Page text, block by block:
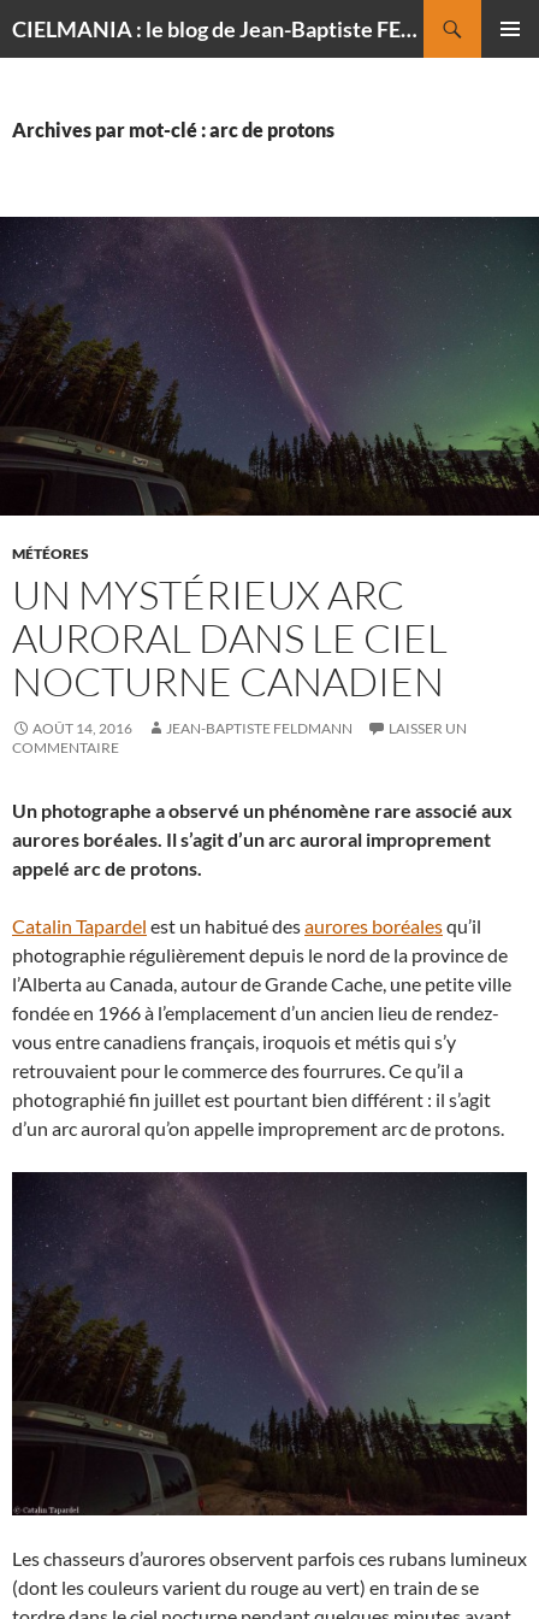
CIELMANIA : le blog de Jean-Baptiste FELDMANN, photographe du ciel
Archives par mot-clé : arc de protons
MÉTÉORES
UN MYSTÉRIEUX ARC
AURORAL DANS LE CIEL
NOCTURNE CANADIEN
AOÛT 14, 2016 JEAN-BAPTISTE FELDMANN
LAISSER UN
COMMENTAIRE
Un photographe a observé un phénomène rare associé aux
aurores boréales. Il s’agit d’un arc auroral improprement
appelé arc de protons.
Catalin Tapardel est un habitué desaurores boréalesqu’il
photographie régulièrement depuis le nord de la province de
l’Alberta au Canada, autour de Grande Cache, une petite ville
fondée en 1966 à l’emplacement d’un ancien lieu de rendez-
vous entre canadiens français, iroquois et métis qui s’y
retrouvaient pour le commerce des fourrures. Ce qu’il a
photographié fin juillet est pourtant bien différent : il s’agit
d’un arc auroral qu’on appelle improprement arc de protons.
Les chasseurs d’aurores observent parfois ces rubans lumineux
(dont les couleurs varient du rouge au vert) en train de se